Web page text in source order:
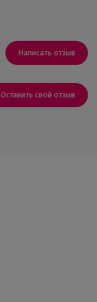
Написать отзыв
Оставить свой отзыв